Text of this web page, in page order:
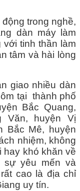
trong nghề,
dàn máy làm
tinh thần làm
tâm và hài lòng
giao nhiều dàn
tại thành phố
Bắc Quang,
Văn, huyện Vị
Bắc Mê, huyện
nhiệm, không
hay khó khăn về
sự yêu mến và
cao là địa chỉ
uy tín.